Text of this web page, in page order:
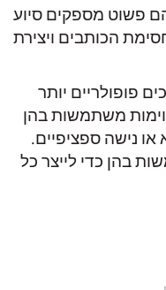
פשוט מספקים סיוע
הכותבים ויצירת
פופולריים יותר
משתמשות בהן
או נישה ספציפיים.
בהן כדי לייצר כל